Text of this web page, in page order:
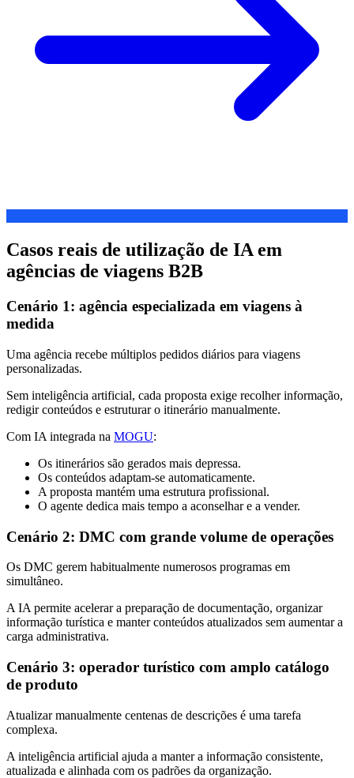
Casos reais de utilização de IA em
agências de viagens B2B
Cenário 1: agência especializada em viagens à
medida
Uma agência recebe múltiplos pedidos diários para viagens
personalizadas.
Sem inteligência artificial, cada proposta exige recolher informação,
redigir conteúdos e estruturar o itinerário manualmente.
Com IA integrada na MOGU:
Os itinerários são gerados mais depressa.
Os conteúdos adaptam-se automaticamente.
A proposta mantém uma estrutura profissional.
O agente dedica mais tempo a aconselhar e a vender.
Cenário 2: DMC com grande volume de operações
Os DMC gerem habitualmente numerosos programas em
simultâneo.
A IA permite acelerar a preparação de documentação, organizar
informação turística e manter conteúdos atualizados sem aumentar a
carga administrativa.
Cenário 3: operador turístico com amplo catálogo
de produto
Atualizar manualmente centenas de descrições é uma tarefa
complexa.
A inteligência artificial ajuda a manter a informação consistente,
atualizada e alinhada com os padrões da organização.